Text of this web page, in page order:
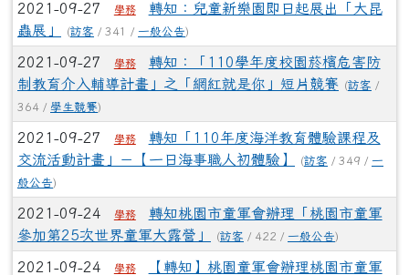
2021-09-27 學務
轉知：兒童新樂園即日起展出「大昆
蟲展」
(訪客 / 341 / 一般公告)
2021-09-27 學務
轉知：「110學年度校園菸檳危害防
制教育介入輔導計畫」之「網紅就是你」短片競賽
(訪客 /
364 / 學生競賽)
2021-09-27 學務
轉知「110年度海洋教育體驗課程及
交流活動計畫」－【一日海事職人初體驗】
(訪客 / 349 / 一
般公告)
2021-09-24 學務
轉知桃園市童軍會辦理「桃園市童軍
參加第25次世界童軍大露營」
(訪客 / 422 / 一般公告)
2021-09-24 學務
【轉知】桃園童軍會辦理桃園市童軍